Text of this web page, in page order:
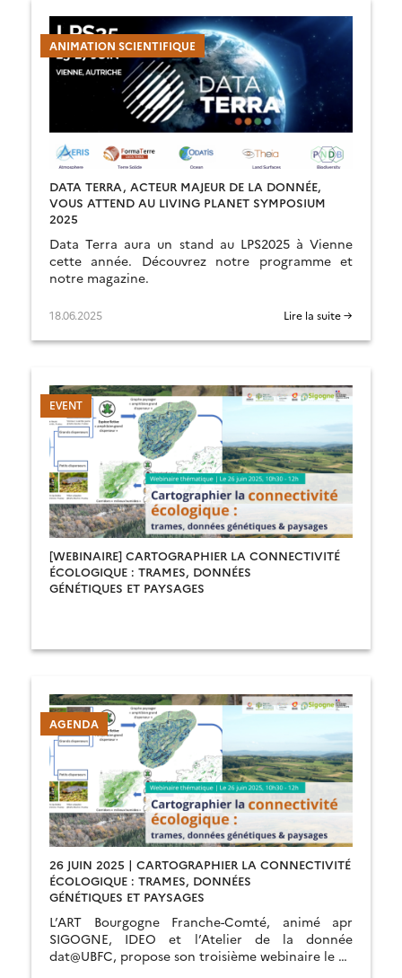
ANIMATION SCIENTIFIQUE
DATA TERRA, ACTEUR MAJEUR DE LA DONNÉE,
VOUS ATTEND AU LIVING PLANET SYMPOSIUM
2025
Data Terra aura un stand au LPS2025 à Vienne
cette année. Découvrez notre programme et
notre magazine.
18.06.2025 Lire la suite →
[WEBINAIRE] CARTOGRAPHIER LA CONNECTIVITÉ
ÉCOLOGIQUE : TRAMES, DONNÉES
GÉNÉTIQUES ET PAYSAGES
AGENDA
26 JUIN 2025 | CARTOGRAPHIER LA CONNECTIVITÉ
ÉCOLOGIQUE : TRAMES, DONNÉES
GÉNÉTIQUES ET PAYSAGES
L’ART Bourgogne Franche-Comté, animé apr
SIGOGNE, IDEO et l’Atelier de la donnée
dat@UBFC, propose son troisième webinaire le 26